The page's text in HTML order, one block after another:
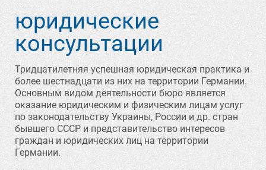
юридические
консультации
Тридцатилетняя успешная юридическая практика и
более шестнадцати из них на территории Германии.
Основным видом деятельности бюро является
оказание юридическим и физическим лицам услуг
по законодательству Украины, России и др. стран
бывшего СССР и представительство интересов
граждан и юридических лиц на территории
Германии.